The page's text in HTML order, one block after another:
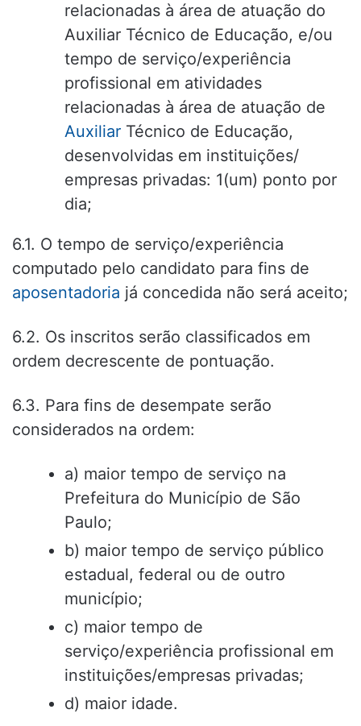
relacionadas à área de atuação do
Auxiliar Técnico de Educação, e/ou
tempo de serviço/experiência
profissional em atividades
relacionadas à área de atuação de
Auxiliar Técnico de Educação,
desenvolvidas em instituições/
empresas privadas: 1(um) ponto por
dia;
6.1. O tempo de serviço/experiência
computado pelo candidato para fins de
aposentadoria já concedida não será aceito;
6.2. Os inscritos serão classificados em
ordem decrescente de pontuação.
6.3. Para fins de desempate serão
considerados na ordem:
a) maior tempo de serviço na
Prefeitura do Município de São
Paulo;
b) maior tempo de serviço público
estadual, federal ou de outro
município;
c) maior tempo de
serviço/experiência profissional em
instituições/empresas privadas;
d) maior idade.